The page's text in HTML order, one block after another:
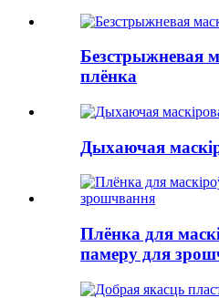
Безстрыжневая
плёнка
Дыхаючая
Плёнка для
памеру для